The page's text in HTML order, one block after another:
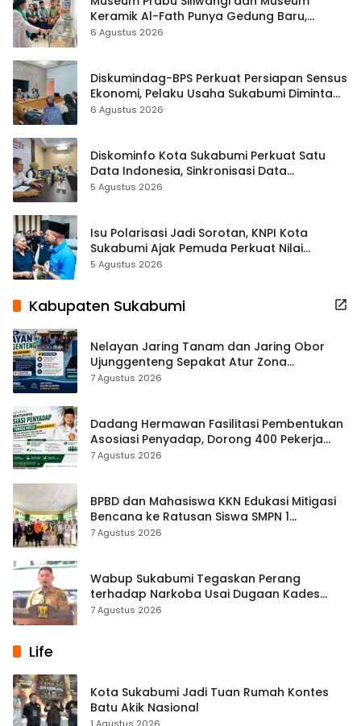
Keramik Al-Fath Punya Gedung Baru,
Hampir 500 Koleksi Dipisahkan
6 Agustus 2026
Diskumindag-BPS Perkuat Persiapan Sensus
Ekonomi, Pelaku Usaha Sukabumi Diminta
Terbuka Beri Data
6 Agustus 2026
Diskominfo Kota Sukabumi Perkuat Satu
Data Indonesia, Sinkronisasi Data
Kewilayahan Dikebut
5 Agustus 2026
Isu Polarisasi Jadi Sorotan, KNPI Kota
Sukabumi Ajak Pemuda Perkuat Nilai
Kebangsaan
5 Agustus 2026
Kabupaten Sukabumi
Nelayan Jaring Tanam dan Jaring Obor
Ujunggenteng Sepakat Atur Zona
Penangkapan
7 Agustus 2026
Dadang Hermawan Fasilitasi Pembentukan
Asosiasi Penyadap, Dorong 400 Pekerja
Dapat Perlindungan BPJS
7 Agustus 2026
BPBD dan Mahasiswa KKN Edukasi Mitigasi
Bencana ke Ratusan Siswa SMPN 1
Simpenan
7 Agustus 2026
Wabup Sukabumi Tegaskan Perang
terhadap Narkoba Usai Dugaan Kades
Terlibat
7 Agustus 2026
Life
Kota Sukabumi Jadi Tuan Rumah Kontes
Batu Akik Nasional